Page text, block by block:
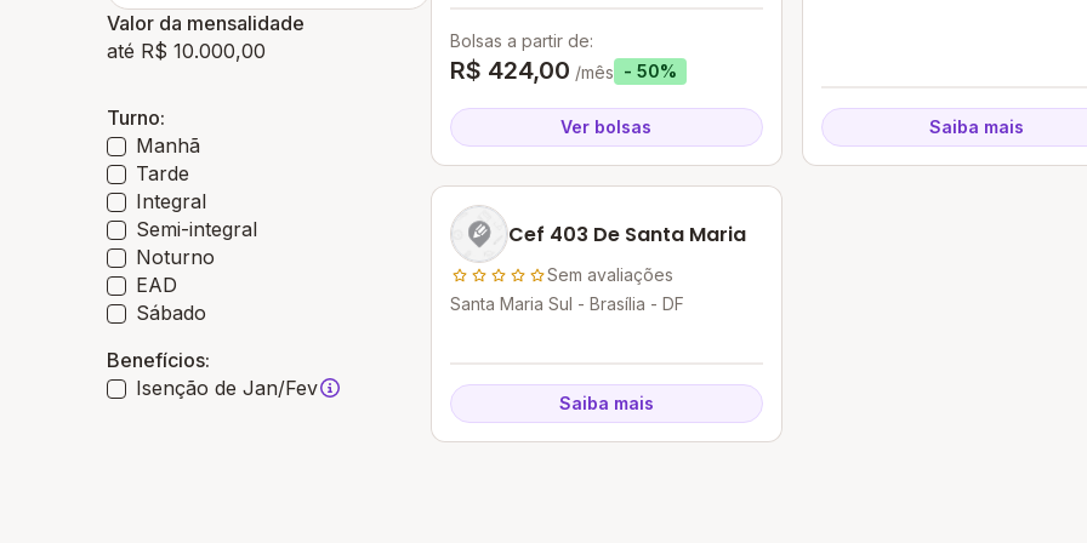
Valor da mensalidade
até R$ 10.000,00
Turno:
Manhã
Tarde
Integral
Semi-integral
Noturno
EAD
Sábado
Benefícios:
Isenção de Jan/Fev
Bolsas a partir de:
R$ 424,00 /mês - 50%
Ver bolsas Saiba mais
Cef 403 De Santa Maria
Sem avaliações
Santa Maria Sul - Brasília - DF
Saiba mais